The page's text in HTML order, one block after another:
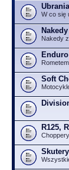
W co się
Nakedy
Enduro
Soft
R125,